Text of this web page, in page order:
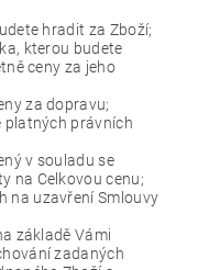
hradit za Zboží;
kterou budete
ceny za jeho
za dopravu;
platných právních
v souladu se
na Celkovou cenu;
na uzavření Smlouvy
základě Vámi
zadaných